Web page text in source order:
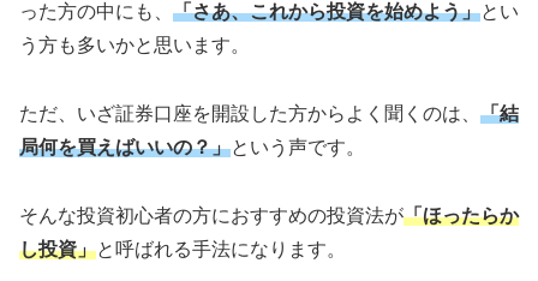
った方の中にも、 「さあ、これから投資を始めよう」とい
う方も多いかと思います。
ただ、いざ証券口座を開設した方からよく聞くのは、 「結
局何を買えばいいの？」という声です。
そんな投資初心者の方におすすめの投資法が「ほったらか
し投資」と呼ばれる手法になります。